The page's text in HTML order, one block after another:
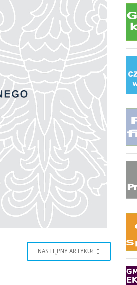
NASTĘPNY ARTYKUŁ